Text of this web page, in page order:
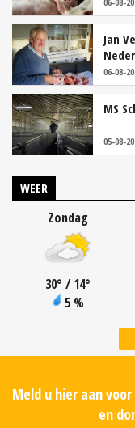
Jan
06-08-
MS
05-08-
WEER
Zondag
30° / 14°
5 %
Meld u hier aan
en